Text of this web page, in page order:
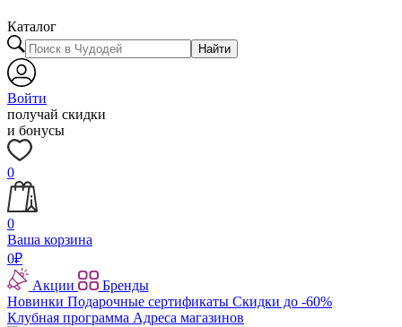
Каталог
Найти
Войти
получай скидки
и бонусы
0
0
Ваша корзина
0₽
Акции
Бренды
Новинки Подарочные сертификаты Скидки до -60%
Клубная программа Адреса магазинов